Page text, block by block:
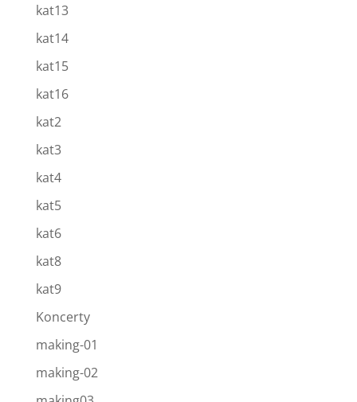
kat13
kat14
kat15
kat16
kat2
kat3
kat4
kat5
kat6
kat8
kat9
Koncerty
making-01
making-02